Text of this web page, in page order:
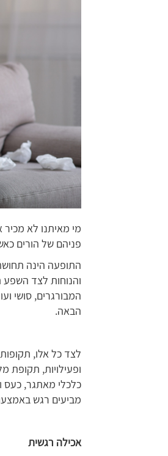
מי מאיתנו לא
פניהם של הורים
התופעה הינה
והנוחות לצד השפע
המבורגרים, סושי
הבאה.
לצד כל אלו,
ופעילויות, תקופת
כלכלי מאתגר, כעס
מביעים רגש
אכילה רגשית